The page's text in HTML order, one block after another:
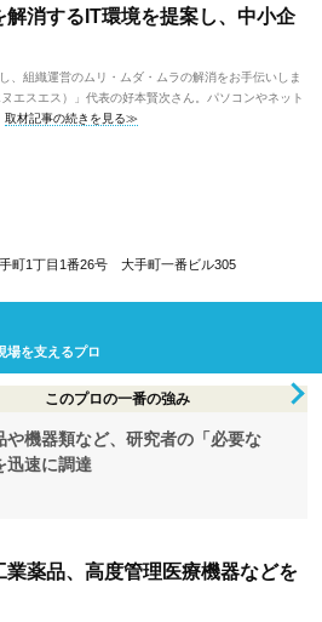
解消するIT環境を提案し、中小企
、組織運営のムリ・ムダ・ムラの解消をお手伝いしま
エスエス）」代表の好本賢次さん。パソコンやネット
取材記事の続きを見る≫
町1丁目1番26号 大手町一番ビル305
場を支えるプロ
このプロの一番の強み
や機器類など、研究者の「必要な
迅速に調達
薬品、高度管理医療機器などを